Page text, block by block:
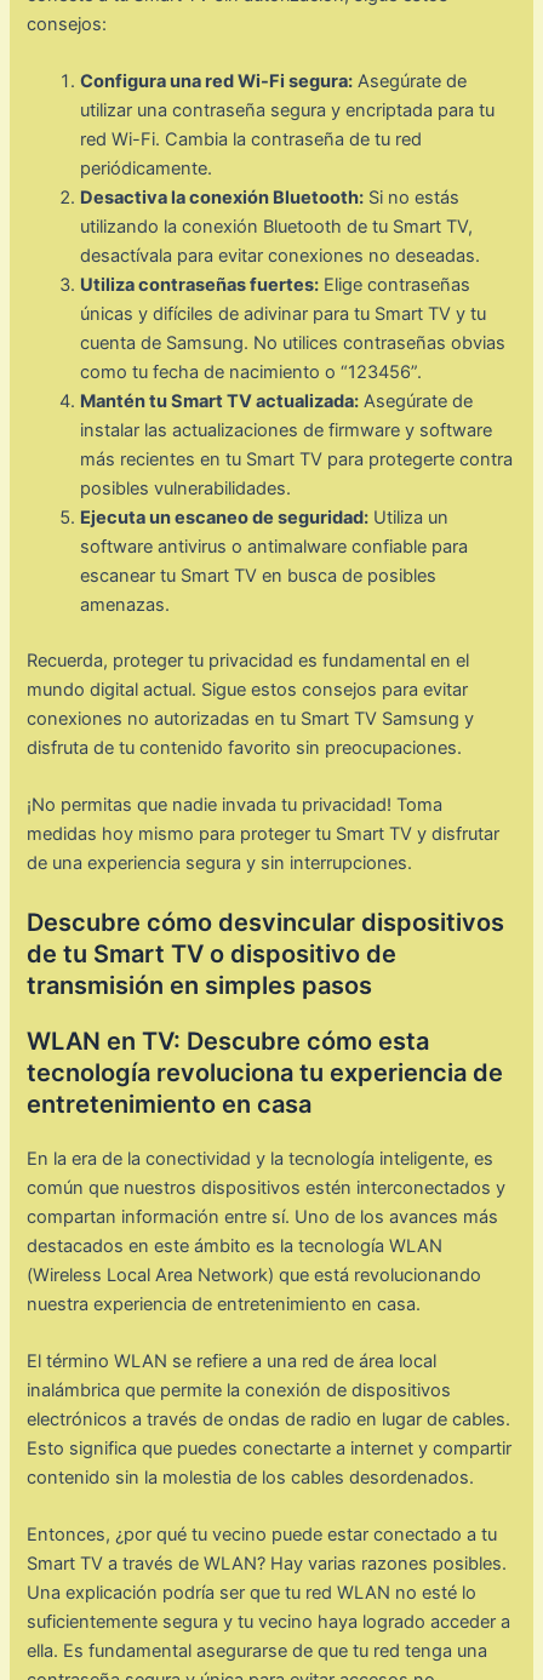
consejos:
Configura una red Wi-Fi segura: Asegúrate de
utilizar una contraseña segura y encriptada para tu
red Wi-Fi. Cambia la contraseña de tu red
periódicamente.
Desactiva la conexión Bluetooth: Si no estás
utilizando la conexión Bluetooth de tu Smart TV,
desactívala para evitar conexiones no deseadas.
Utiliza contraseñas fuertes: Elige contraseñas
únicas y difíciles de adivinar para tu Smart TV y tu
cuenta de Samsung. No utilices contraseñas obvias
como tu fecha de nacimiento o “123456”.
Mantén tu Smart TV actualizada: Asegúrate de
instalar las actualizaciones de firmware y software
más recientes en tu Smart TV para protegerte contra
posibles vulnerabilidades.
Ejecuta un escaneo de seguridad: Utiliza un
software antivirus o antimalware confiable para
escanear tu Smart TV en busca de posibles
amenazas.
Recuerda, proteger tu privacidad es fundamental en el
mundo digital actual. Sigue estos consejos para evitar
conexiones no autorizadas en tu Smart TV Samsung y
disfruta de tu contenido favorito sin preocupaciones.
¡No permitas que nadie invada tu privacidad! Toma
medidas hoy mismo para proteger tu Smart TV y disfrutar
de una experiencia segura y sin interrupciones.
Descubre cómo desvincular dispositivos
de tu Smart TV o dispositivo de
transmisión en simples pasos
WLAN en TV: Descubre cómo esta
tecnología revoluciona tu experiencia de
entretenimiento en casa
En la era de la conectividad y la tecnología inteligente, es
común que nuestros dispositivos estén interconectados y
compartan información entre sí. Uno de los avances más
destacados en este ámbito es la tecnología WLAN
(Wireless Local Area Network) que está revolucionando
nuestra experiencia de entretenimiento en casa.
El término WLAN se refiere a una red de área local
inalámbrica que permite la conexión de dispositivos
electrónicos a través de ondas de radio en lugar de cables.
Esto significa que puedes conectarte a internet y compartir
contenido sin la molestia de los cables desordenados.
Entonces, ¿por qué tu vecino puede estar conectado a tu
Smart TV a través de WLAN? Hay varias razones posibles.
Una explicación podría ser que tu red WLAN no esté lo
suficientemente segura y tu vecino haya logrado acceder a
ella. Es fundamental asegurarse de que tu red tenga una